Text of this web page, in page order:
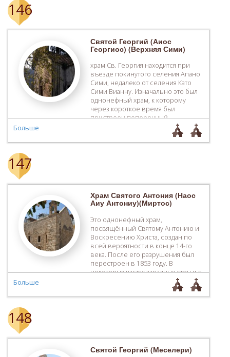
146
Святой Георгий (Аиос
Георгиос) (Верхняя Сими)
храм Св. Георгия находится при
въезде покинутого селения Апано
Сими, недалеко от селения Като
Сими Вианну. Изначально это был
однонефный храм, к которому
через короткое время был
пристроен поперечный
просторный придел, о чем
свидетельствует ктиторская
надпись, где ясно указывается, что
Больше
147
Храм Святого Антония (Наос
Аиу Антониу)(Миртос)
Это однонефный храм,
посвящённый Святому Антонию и
Воскресению Христа, создан по
всей вероятности в конце 14-го
века. После его разрушения был
перестроен в 1853 году. В
некоторых частях западных стен и в
Сятой Трапезе сохранились
древние мраморные части, статуи
и основы колонн.
Больше
148
Святой Георгий (Меселери)